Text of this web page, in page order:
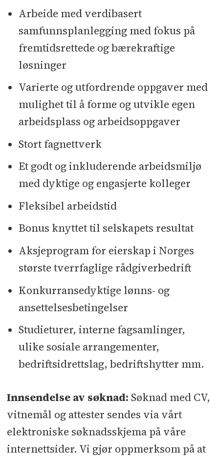
Arbeide med verdibasert
samfunnsplanlegging med fokus på
fremtidsrettede og bærekraftige
løsninger
Varierte og utfordrende oppgaver med
mulighet til å forme og utvikle egen
arbeidsplass og arbeidsoppgaver
Stort fagnettverk
Et godt og inkluderende arbeidsmiljø
med dyktige og engasjerte kolleger
Fleksibel arbeidstid
Bonus knyttet til selskapets resultat
Aksjeprogram for eierskap i Norges
største tverrfaglige rådgiverbedrift
Konkurransedyktige lønns- og
ansettelsesbetingelser
Studieturer, interne fagsamlinger,
ulike sosiale arrangementer,
bedriftsidrettslag, bedriftshytter mm.
Innsendelse av søknad: Søknad med CV,
vitnemål og attester sendes via vårt
elektroniske søknadsskjema på våre
internettsider. Vi gjør oppmerksom på at